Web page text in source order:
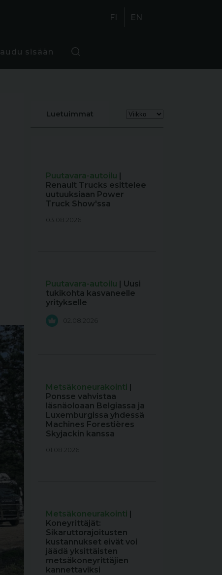
FI EN
sisään
Luetuimmat
Puutavara-autoilu |
Renault Trucks esittelee
uutuuksiaan Power
Truck Show'ssa
03.08.2026
Puutavara-autoilu | Uusi
tukikohta kasvaneelle
yritykselle
02.08.2026
Metsäkoneurakointi |
Ponsse vahvistaa
läsnäoloaan Belgiassa ja
Luxemburgissa yhdessä
Machines Forestières
Skyjackin kanssa
01.08.2026
Metsäkoneurakointi |
Koneyrittäjät:
Sikaruttorajoitusten
kustannukset eivät voi
jäädä yksittäisten
metsäkoneyrittäjien
kannettaviksi